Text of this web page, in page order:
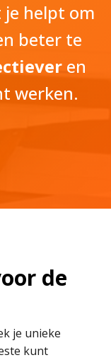
helpt om
beter te
en
werken.
de
je unieke
kunt